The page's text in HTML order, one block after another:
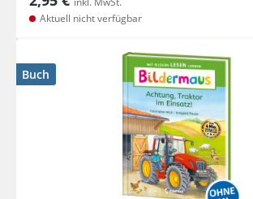
Aktuell nicht verfügbar
Buch